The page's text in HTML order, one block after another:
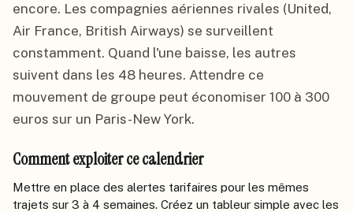
encore. Les compagnies aériennes rivales (United,
Air France, British Airways) se surveillent
constamment. Quand l'une baisse, les autres
suivent dans les 48 heures. Attendre ce
mouvement de groupe peut économiser 100 à 300
euros sur un Paris-New York.
Comment exploiter ce calendrier
Mettre en place des alertes tarifaires pour les mêmes
trajets sur 3 à 4 semaines. Créez un tableur simple avec les